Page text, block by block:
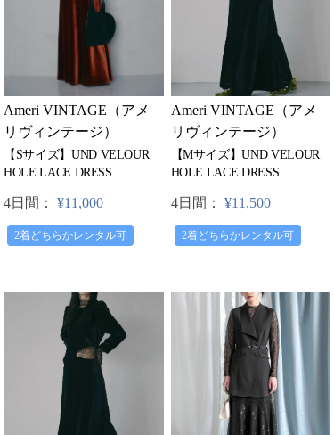
Ameri VINTAGE（アメ
リヴィンテージ）
【Sサイズ】UND VELOUR
HOLE LACE DRESS
4日間： ¥11,000
2着どちらかレンタル可
Ameri VINTAGE（アメ
リヴィンテージ）
【Mサイズ】UND VELOUR
HOLE LACE DRESS
4日間： ¥11,500
2着どちらかレンタル可